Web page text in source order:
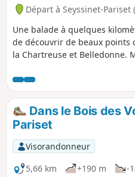
Départ à Seyssinet-Pariset
Une balade à quelques
de découvrir de beaux points
la Chartreuse et Belledonne.
tranquillement tout en
Dans le Bois des
Pariset
Visorandonneur
5,66 km
+190 m -